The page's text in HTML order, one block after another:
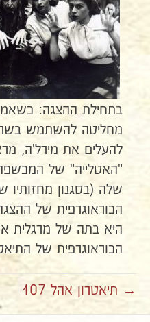
בתחילת ההצגה:
מחליטה להשתמש
להעלים את מירל'ה,
"האטלייה" של
שלה (בסגנון מחזותיו
הכוראוגרפית של
היא בתה של מרגלית
הכוראוגרפית של
→ תיאטרון אהל 107